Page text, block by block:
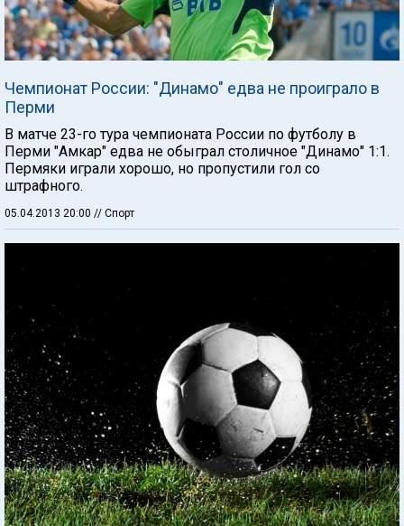
Чемпионат России: "Динамо" едва не проиграло в
Перми
В матче 23-го тура чемпионата России по футболу в
Перми "Амкар" едва не обыграл столичное "Динамо" 1:1.
Пермяки играли хорошо, но пропустили гол со
штрафного.
05.04.2013 20:00 // Спорт